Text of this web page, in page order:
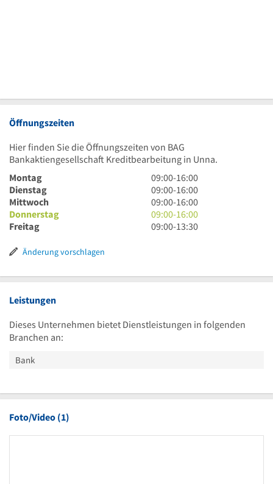
Öffnungszeiten
Hier finden Sie die Öffnungszeiten von BAG
Bankaktiengesellschaft Kreditbearbeitung in Unna.
Montag
9
Uhr
bis
16
Uhr
09:00-16:00
Dienstag
9
Uhr
bis
16
09:00-16:00
Mittwoch
9
Uhr
bis
09:00-16:00
Donnerstag
9
Uhr
09:00-16:00
Freitag
9
Uhr
09:00-13:30
Änderung vorschlagen
Leistungen
Dieses Unternehmen bietet Dienstleistungen in folgenden
Branchen an:
Bank
Foto/Video (1)